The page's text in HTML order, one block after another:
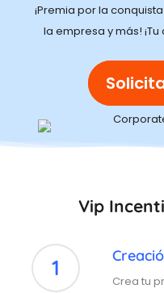
¡Premia por la
la empresa y más!
Vip
1
Crea tu